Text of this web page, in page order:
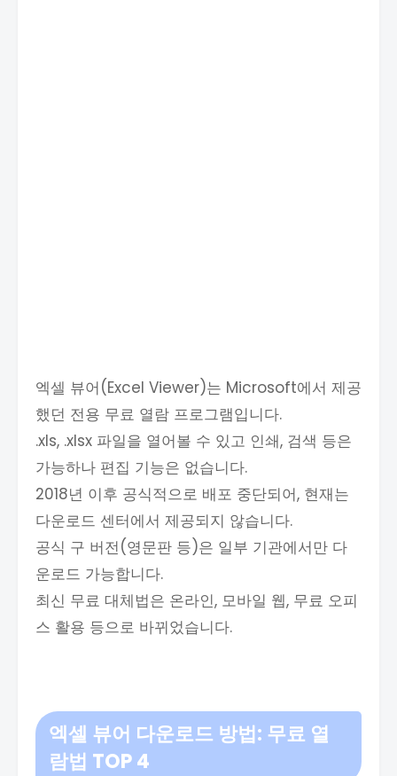
엑셀 뷰어(Excel Viewer)는 Microsoft에서 제공
했던 전용 무료 열람 프로그램입니다.
.xls, .xlsx 파일을 열어볼 수 있고 인쇄, 검색 등은
가능하나 편집 기능은 없습니다.
2018년 이후 공식적으로 배포 중단되어, 현재는
다운로드 센터에서 제공되지 않습니다.
공식 구 버전(영문판 등)은 일부 기관에서만 다
운로드 가능합니다.
최신 무료 대체법은 온라인, 모바일 웹, 무료 오피
스 활용 등으로 바뀌었습니다.
엑셀 뷰어 다운로드 방법: 무료 열
람법 TOP 4